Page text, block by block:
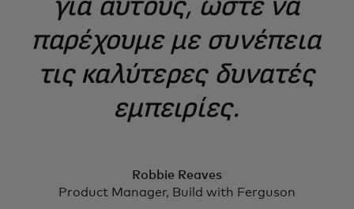
για αυτούς, ώστε να
παρέχουμε με συνέπεια
τις καλύτερες δυνατές
εμπειρίες.
Robbie Reaves
Product Manager, Build with Ferguson